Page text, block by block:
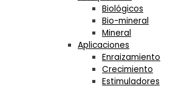
Biológicos
Bio-mineral
Mineral
Aplicaciones
Enraizamiento
Crecimiento
Estimuladores